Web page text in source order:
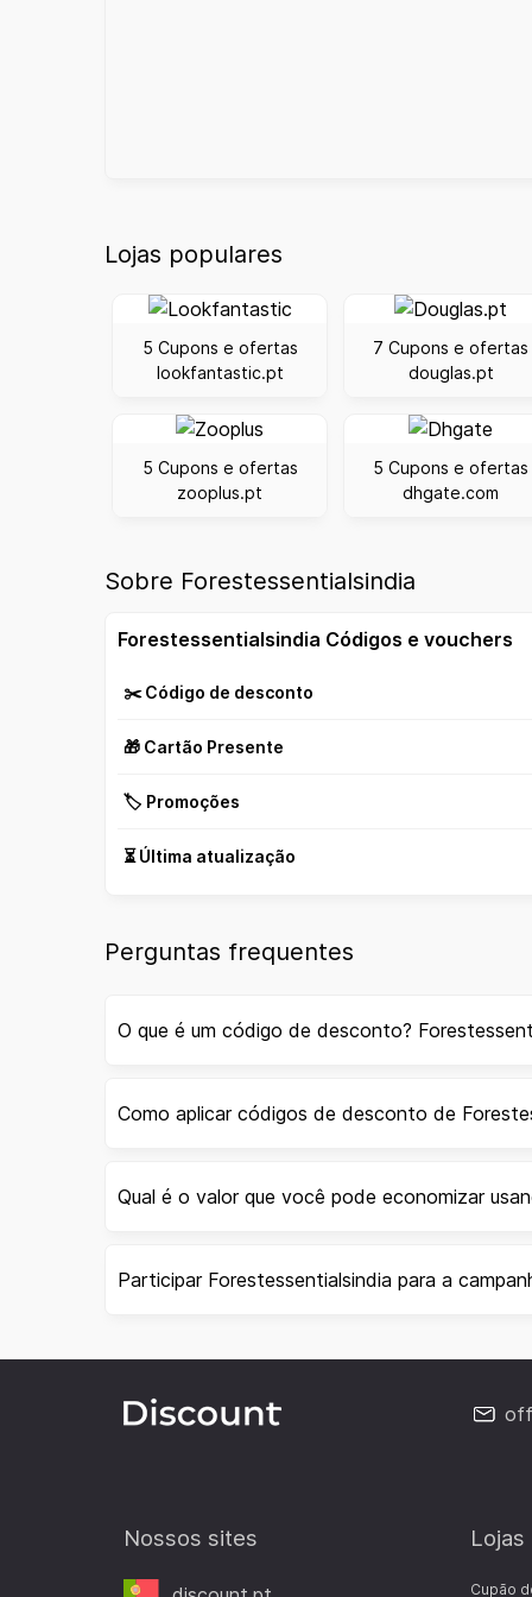
Lojas populares
5 Cupons e ofertas
lookfantastic.pt
7 Cupons e ofertas
douglas.pt
5 Cupons e ofertas
zooplus.pt
5 Cupons e ofertas
dhgate.com
Sobre Forestessentialsindia
Forestessentialsindia Códigos e vouchers
✂️ Código de desconto
🎁 Cartão Presente
🏷️ Promoções
⏳ Última atualização
Perguntas frequentes
O que é um código de desconto?
Como aplicar códigos de desconto de
Qual é o valor que você pode economizar
Participar Forestessentialsindia para a
Nossos sites
Cupão